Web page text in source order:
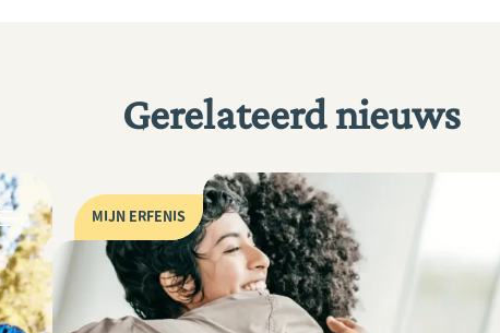
Gerelateerd nieuws
MIJN ERFENIS